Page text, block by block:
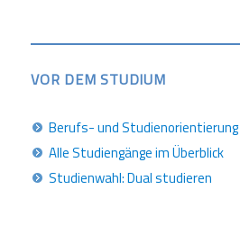
VOR DEM STUDIUM
Berufs- und Studienorientierung
Alle Studiengänge im Überblick
Studienwahl: Dual studieren